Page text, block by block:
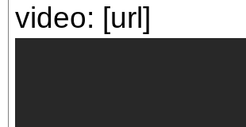
video: [url]